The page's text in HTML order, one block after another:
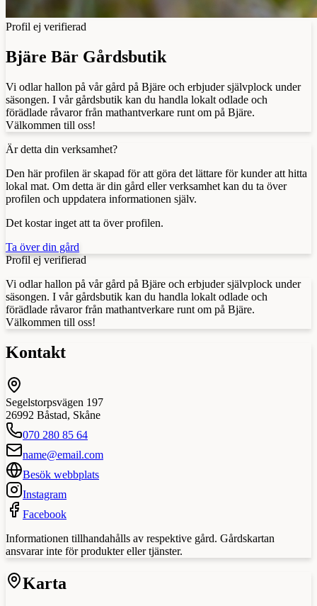
Profil ej verifierad
Bjäre Bär Gårdsbutik
Vi odlar hallon på vår gård på Bjäre och erbjuder självplock under
säsongen. I vår gårdsbutik kan du handla lokalt odlade och
förädlade råvaror från mathantverkare runt om på Bjäre.
Välkommen till oss!
Är detta din verksamhet?
Den här profilen är skapad för att göra det lättare för kunder att hitta
lokal mat. Om detta är din gård eller verksamhet kan du ta över
profilen och uppdatera informationen själv.
Det kostar inget att ta över profilen.
Ta över din gård
Profil ej verifierad
Vi odlar hallon på vår gård på Bjäre och erbjuder självplock under
säsongen. I vår gårdsbutik kan du handla lokalt odlade och
förädlade råvaror från mathantverkare runt om på Bjäre.
Välkommen till oss!
Kontakt
Segelstorpsvägen 197
26992 Båstad, Skåne
070 280 85 64
name@email.com
Besök webbplats
Instagram
Facebook
Informationen tillhandahålls av respektive gård. Gårdskartan
ansvarar inte för produkter eller tjänster.
Karta